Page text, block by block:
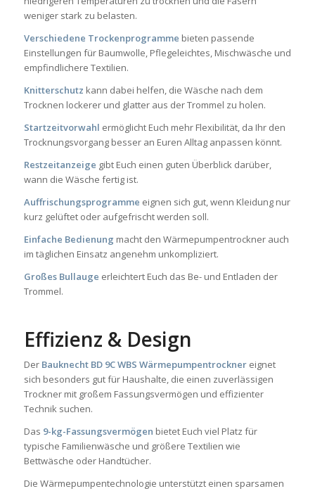
weniger stark zu belasten.
Verschiedene Trockenprogramme bieten passende
Einstellungen für Baumwolle, Pflegeleichtes, Mischwäsche und
empfindlichere Textilien.
Knitterschutz kann dabei helfen, die Wäsche nach dem
Trocknen lockerer und glatter aus der Trommel zu holen.
Startzeitvorwahl ermöglicht Euch mehr Flexibilität, da Ihr den
Trocknungsvorgang besser an Euren Alltag anpassen könnt.
Restzeitanzeige gibt Euch einen guten Überblick darüber,
wann die Wäsche fertig ist.
Auffrischungsprogramme eignen sich gut, wenn Kleidung nur
kurz gelüftet oder aufgefrischt werden soll.
Einfache Bedienung macht den Wärmepumpentrockner auch
im täglichen Einsatz angenehm unkompliziert.
Großes Bullauge erleichtert Euch das Be- und Entladen der
Trommel.
Effizienz & Design
Der Bauknecht BD 9C WBS Wärmepumpentrocknereignet
sich besonders gut für Haushalte, die einen zuverlässigen
Trockner mit großem Fassungsvermögen und effizienter
Technik suchen.
Das 9-kg-Fassungsvermögen bietet Euch viel Platz für
typische Familienwäsche und größere Textilien wie
Bettwäsche oder Handtücher.
Die Wärmepumpentechnologie unterstützt einen sparsamen